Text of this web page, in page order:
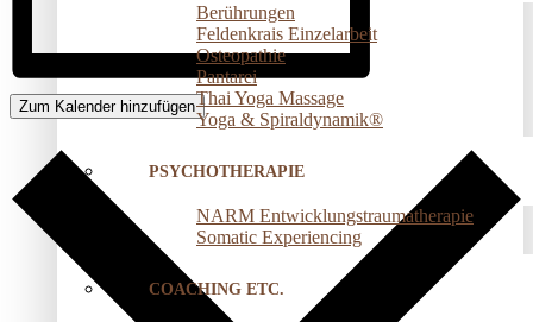
Berührungen
Feldenkrais Einzelarbeit
Osteopathie
Pantarei
Thai Yoga Massage
Yoga & Spiraldynamik®
PSYCHOTHERAPIE
NARM Entwicklungstraumatherapie
Somatic Experiencing
COACHING ETC.
Zum Kalender hinzufügen